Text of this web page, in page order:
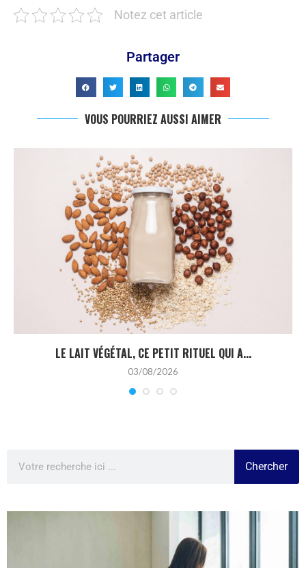
Notez cet article
Partager
VOUS POURRIEZ AUSSI AIMER
LE LAIT VÉGÉTAL, CE PETIT RITUEL QUI A...
03/08/2026
Chercher